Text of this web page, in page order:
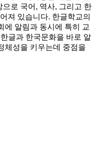
로 국어, 역사, 그리고 한
져 있습니다. 한글학교의
에 알림과 동시에 특히 교
글과 한국문화을 바로 알
체성을 키우는데 중점을